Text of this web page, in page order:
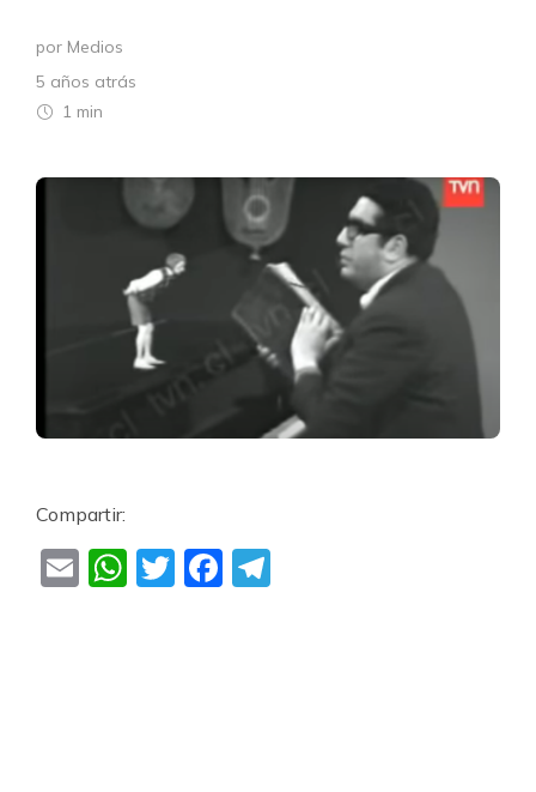
por Medios
5 años atrás
1 min
Compartir:
EmailWhatsApp
TwitterFacebook